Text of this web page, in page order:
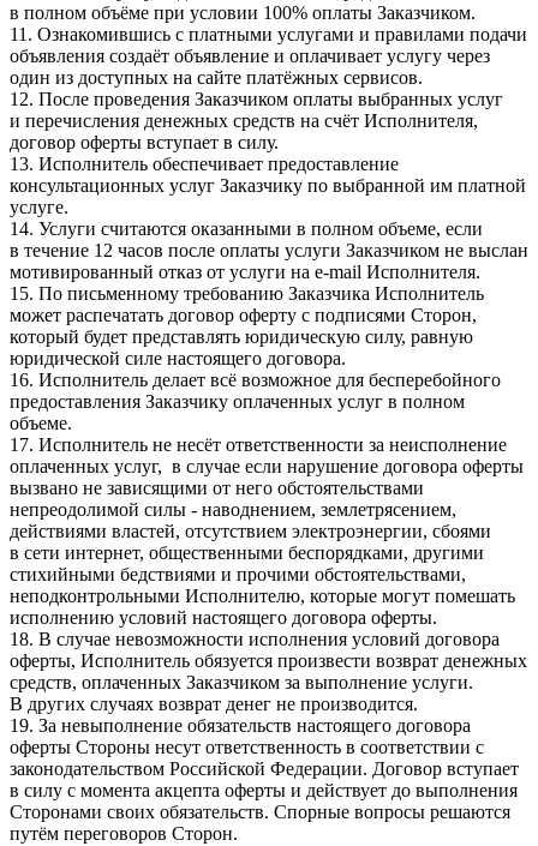
в полном объёме при условии 100% оплаты Заказчиком.
11. Ознакомившись с платными услугами и правилами подачи
объявления создаёт объявление и оплачивает услугу через
один из доступных на сайте платёжных сервисов.
12. После проведения Заказчиком оплаты выбранных услуг
и перечисления денежных средств на счёт Исполнителя,
договор оферты вступает в силу.
13. Исполнитель обеспечивает предоставление
консультационных услуг Заказчику по выбранной им платной
услуге.
14. Услуги считаются оказанными в полном объеме, если
в течение 12 часов после оплаты услуги Заказчиком не выслан
мотивированный отказ от услуги на e-mail Исполнителя.
15. По письменному требованию Заказчика Исполнитель
может распечатать договор оферту с подписями Сторон,
который будет представлять юридическую силу, равную
юридической силе настоящего договора.
16. Исполнитель делает всё возможное для бесперебойного
предоставления Заказчику оплаченных услуг в полном
объеме.
17. Исполнитель не несёт ответственности за неисполнение
оплаченных услуг, в случае если нарушение договора оферты
вызвано не зависящими от него обстоятельствами
непреодолимой силы - наводнением, землетрясением,
действиями властей, отсутствием электроэнергии, сбоями
в сети интернет, общественными беспорядками, другими
стихийными бедствиями и прочими обстоятельствами,
неподконтрольными Исполнителю, которые могут помешать
исполнению условий настоящего договора оферты.
18. В случае невозможности исполнения условий договора
оферты, Исполнитель обязуется произвести возврат денежных
средств, оплаченных Заказчиком за выполнение услуги.
В других случаях возврат денег не производится.
19. За невыполнение обязательств настоящего договора
оферты Стороны несут ответственность в соответствии с
законодательством Российской Федерации. Договор вступает
в силу с момента акцепта оферты и действует до выполнения
Сторонами своих обязательств. Спорные вопросы решаются
путём переговоров Сторон.